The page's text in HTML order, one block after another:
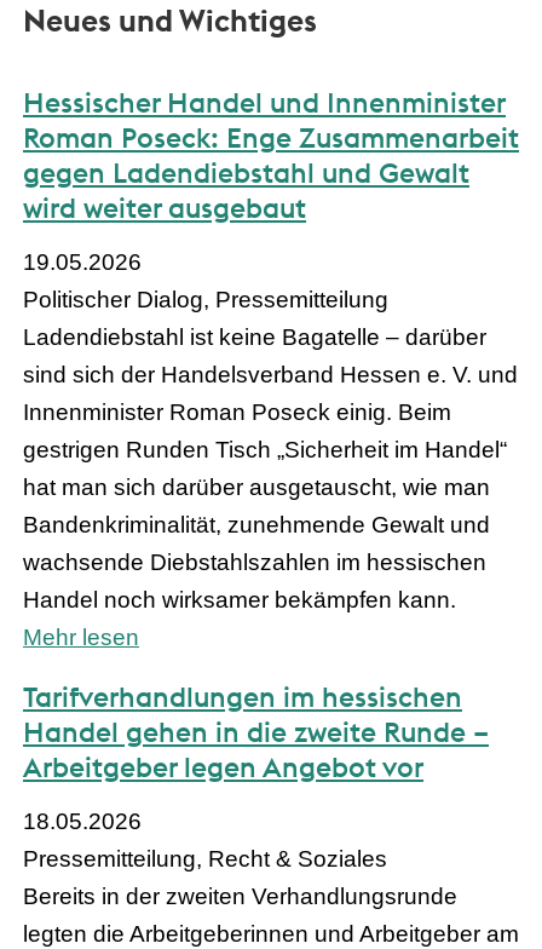
Neues und Wichtiges
Hessischer Handel und Innenminister
Roman Poseck: Enge Zusammenarbeit
gegen Ladendiebstahl und Gewalt
wird weiter ausgebaut
19.05.2026
Politischer Dialog, Pressemitteilung
Ladendiebstahl ist keine Bagatelle – darüber
sind sich der Handelsverband Hessen e. V. und
Innenminister Roman Poseck einig. Beim
gestrigen Runden Tisch „Sicherheit im Handel“
hat man sich darüber ausgetauscht, wie man
Bandenkriminalität, zunehmende Gewalt und
wachsende Diebstahlszahlen im hessischen
Handel noch wirksamer bekämpfen kann.
Mehr lesen
Tarifverhandlungen im hessischen
Handel gehen in die zweite Runde –
Arbeitgeber legen Angebot vor
18.05.2026
Pressemitteilung, Recht & Soziales
Bereits in der zweiten Verhandlungsrunde
legten die Arbeitgeberinnen und Arbeitgeber am